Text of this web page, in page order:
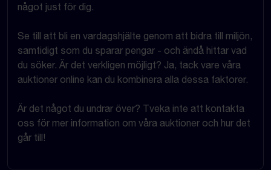
något just för dig.
Se till att bli en vardagshjälte genom att bidra till miljön,
samtidigt som du sparar pengar - och ändå hittar vad
du söker. Är det verkligen möjligt? Ja, tack vare våra
auktioner online kan du kombinera alla dessa faktorer.
Är det något du undrar över? Tveka inte att kontakta
oss för mer information om våra auktioner och hur det
går till!